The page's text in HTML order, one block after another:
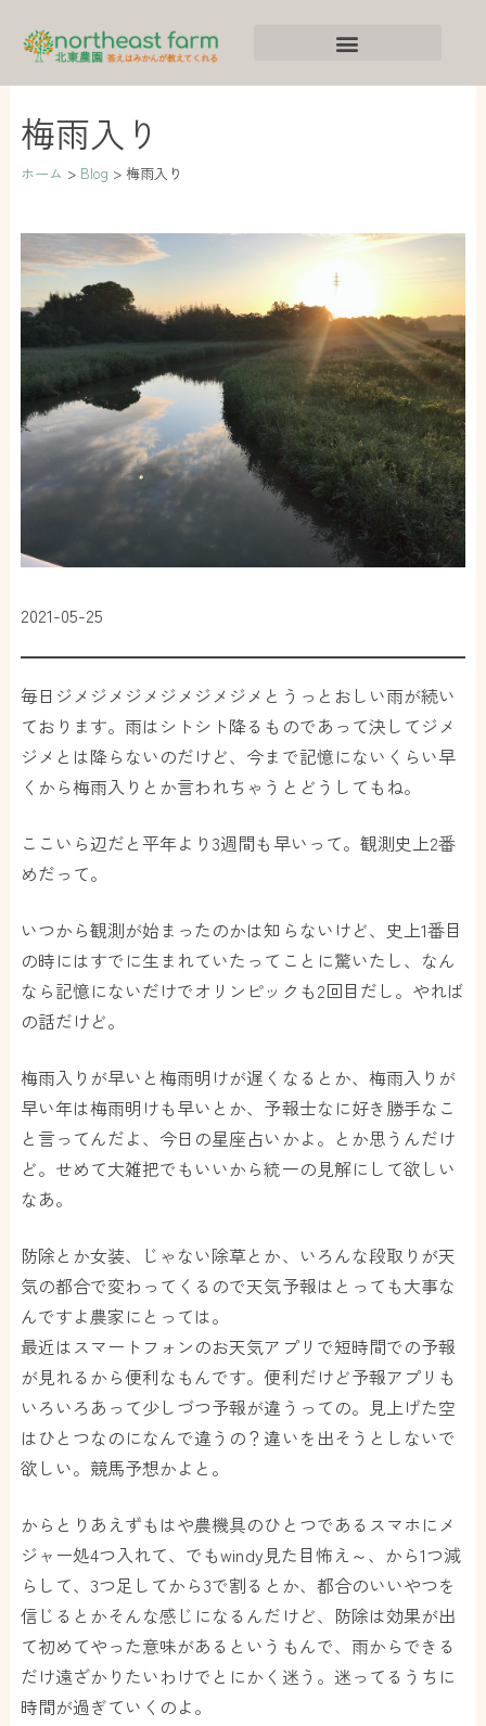
梅雨入り
ホーム Blog 梅雨入り
2021-05-25
毎日ジメジメジメジメジメジメとうっとおしい雨が続い
ております。雨はシトシト降るものであって決してジメ
ジメとは降らないのだけど、今まで記憶にないくらい早
くから梅雨入りとか言われちゃうとどうしてもね。
ここいら辺だと平年より3週間も早いって。観測史上2番
めだって。
いつから観測が始まったのかは知らないけど、史上1番目
の時にはすでに生まれていたってことに驚いたし、なん
なら記憶にないだけでオリンピックも2回目だし。やれば
の話だけど。
梅雨入りが早いと梅雨明けが遅くなるとか、梅雨入りが
早い年は梅雨明けも早いとか、予報士なに好き勝手なこ
と言ってんだよ、今日の星座占いかよ。とか思うんだけ
ど。せめて大雑把でもいいから統一の見解にして欲しい
なあ。
防除とか女装、じゃない除草とか、いろんな段取りが天
気の都合で変わってくるので天気予報はとっても大事な
んですよ農家にとっては。
最近はスマートフォンのお天気アプリで短時間での予報
が見れるから便利なもんです。便利だけど予報アプリも
いろいろあって少しづつ予報が違うっての。見上げた空
はひとつなのになんで違うの？違いを出そうとしないで
欲しい。競馬予想かよと。
からとりあえずもはや農機具のひとつであるスマホにメ
ジャー処4つ入れて、でもwindy見た目怖え～、から1つ減
らして、3つ足してから3で割るとか、都合のいいやつを
信じるとかそんな感じになるんだけど、防除は効果が出
て初めてやった意味があるというもんで、雨からできる
だけ遠ざかりたいわけでとにかく迷う。迷ってるうちに
時間が過ぎていくのよ。
ー
カ
イ
ブ
テ
ゴ
リ
ー